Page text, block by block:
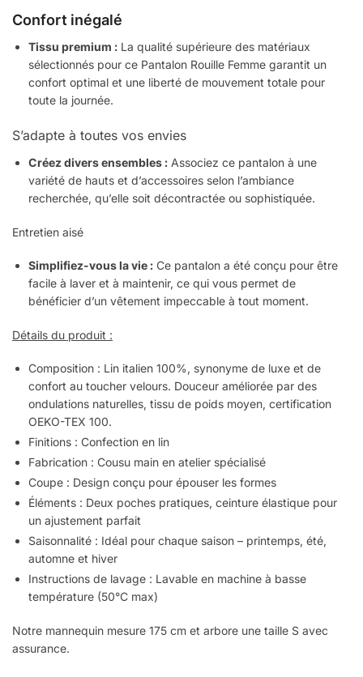
Confort inégalé
Tissu premium : La qualité supérieure des matériaux
sélectionnés pour ce Pantalon Rouille Femme garantit un
confort optimal et une liberté de mouvement totale pour
toute la journée.
S’adapte à toutes vos envies
Créez divers ensembles : Associez ce pantalon à une
variété de hauts et d’accessoires selon l’ambiance
recherchée, qu’elle soit décontractée ou sophistiquée.
Entretien aisé
Simplifiez-vous la vie : Ce pantalon a été conçu pour être
facile à laver et à maintenir, ce qui vous permet de
bénéficier d’un vêtement impeccable à tout moment.
Détails du produit :
Composition : Lin italien 100%, synonyme de luxe et de
confort au toucher velours. Douceur améliorée par des
ondulations naturelles, tissu de poids moyen, certification
OEKO-TEX 100.
Finitions : Confection en lin
Fabrication : Cousu main en atelier spécialisé
Coupe : Design conçu pour épouser les formes
Éléments : Deux poches pratiques, ceinture élastique pour
un ajustement parfait
Saisonnalité : Idéal pour chaque saison – printemps, été,
automne et hiver
Instructions de lavage : Lavable en machine à basse
température (50°C max)
Notre mannequin mesure 175 cm et arbore une taille S avec
assurance.